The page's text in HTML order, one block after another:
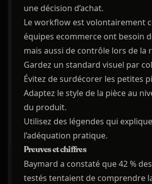
une décision d’achat.
Le workflow est volontairement
équipes ecommerce ont besoin
mais aussi de contrôle lors de la
Gardez un standard visuel par
Évitez de surdécorer les petites
Adaptez le style de la pièce au
du produit.
Utilisez des légendes qui
l’adéquation pratique.
Preuves et chiffres
Baymard a constaté que 42 %
testés tentaient de comprendre